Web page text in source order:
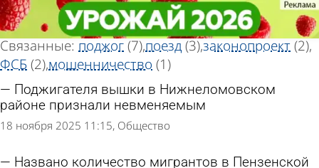
«Диверсия»
Тег новостей
Всего найдено 14 новостей
Связанные: поджог(7)поезд(3)законопроект(2)
ФСБ (2)мошенничество (1)
Поджигателя вышки в Нижнеломовском
районе признали невменяемым
18 ноября 2025 11:15 Общество
Названо количество мигрантов в Пензенской
«Диверсия»
Тег новостей